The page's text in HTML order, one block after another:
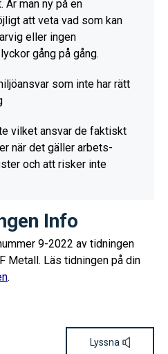
Är man ny på en
att veta vad som kan
eller ingen
gång på gång.
som inte har rätt
vilket ansvar de faktiskt
när det gäller arbets-
och att risker inte
Info
9-2022 av tidningen
Metall. Läs tidningen på din
.
Lyssna